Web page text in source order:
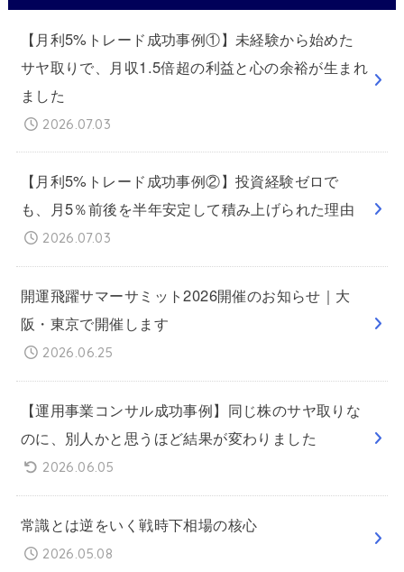
【月利5%トレード成功事例①】未経験から始めた
サヤ取りで、月収1.5倍超の利益と心の余裕が生まれ
ました
2026.07.03
【月利5%トレード成功事例②】投資経験ゼロで
も、月5％前後を半年安定して積み上げられた理由
2026.07.03
開運飛躍サマーサミット2026開催のお知らせ｜大
阪・東京で開催します
2026.06.25
【運用事業コンサル成功事例】同じ株のサヤ取りな
のに、別人かと思うほど結果が変わりました
2026.06.05
常識とは逆をいく戦時下相場の核心
2026.05.08